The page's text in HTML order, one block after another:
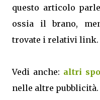
questo articolo
ossia il brano,
trovate i relativi link.
Vedi anche: altri
nelle altre pubblicità.